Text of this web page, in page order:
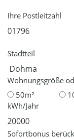
Ihre Postleitzahl
Stadtteil
Wohnungsgröße
50m²
kWh/Jahr
Sofortbonus